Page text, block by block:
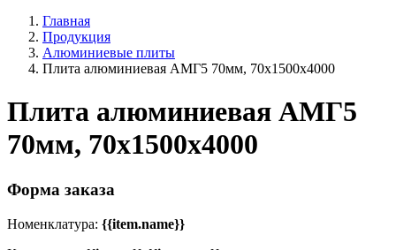
Главная
Продукция
Алюминиевые плиты
Плита алюминиевая АМГ5 70мм, 70х1500х4000
Плита алюминиевая АМГ5
70мм, 70х1500х4000
Форма заказа
Номенклатура: {{item.name}}